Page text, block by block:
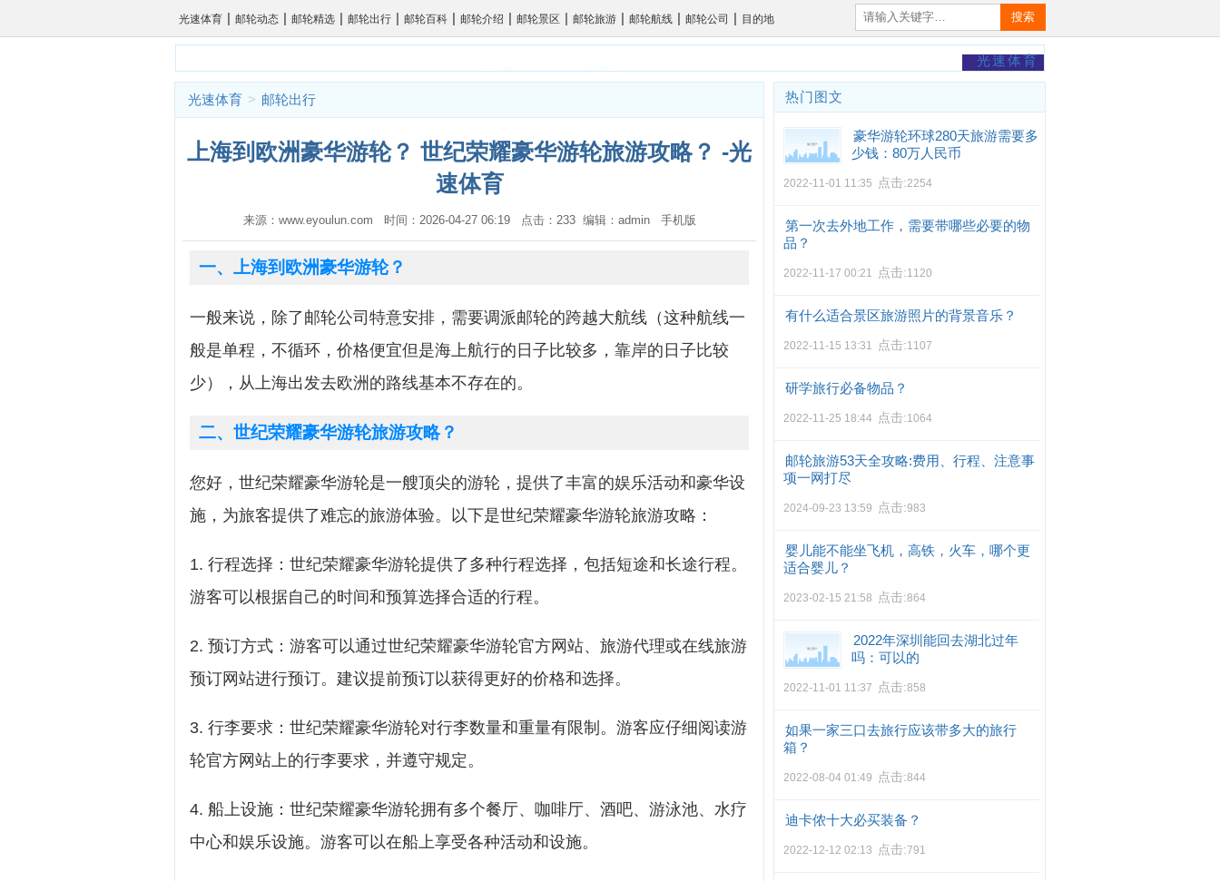
光速体育 | 邮轮动态 | 邮轮精选 | 邮轮出行 | 邮轮百科 | 邮轮介绍 | 邮轮景区 | 邮轮旅游 | 邮轮航线 | 邮轮公司 | 目的地 搜索
光速体育
光速体育 > 邮轮出行
上海到欧洲豪华游轮？ 世纪荣耀豪华游轮旅游攻略？ -光
速体育
来源：www.eyoulun.com 时间：2026-04-27 06:19 点击：233 编辑：admin 手机版
一、上海到欧洲豪华游轮？
一般来说，除了邮轮公司特意安排，需要调派邮轮的跨越大航线（这种航线一
般是单程，不循环，价格便宜但是海上航行的日子比较多，靠岸的日子比较
少），从上海出发去欧洲的路线基本不存在的。
二、世纪荣耀豪华游轮旅游攻略？
您好，世纪荣耀豪华游轮是一艘顶尖的游轮，提供了丰富的娱乐活动和豪华设
施，为旅客提供了难忘的旅游体验。以下是世纪荣耀豪华游轮旅游攻略：
1. 行程选择：世纪荣耀豪华游轮提供了多种行程选择，包括短途和长途行程。
游客可以根据自己的时间和预算选择合适的行程。
2. 预订方式：游客可以通过世纪荣耀豪华游轮官方网站、旅游代理或在线旅游
预订网站进行预订。建议提前预订以获得更好的价格和选择。
3. 行李要求：世纪荣耀豪华游轮对行李数量和重量有限制。游客应仔细阅读游
轮官方网站上的行李要求，并遵守规定。
4. 船上设施：世纪荣耀豪华游轮拥有多个餐厅、咖啡厅、酒吧、游泳池、水疗
中心和娱乐设施。游客可以在船上享受各种活动和设施。
热门图文
豪华游轮环球280天旅游需要多
少钱：80万人民币
2022-11-01 11:35 点击:2254
第一次去外地工作，需要带哪些必要的物
品？
2022-11-17 00:21 点击:1120
有什么适合景区旅游照片的背景音乐？
2022-11-15 13:31 点击:1107
研学旅行必备物品？
2022-11-25 18:44 点击:1064
邮轮旅游53天全攻略:费用、行程、注意事
项一网打尽
2024-09-23 13:59 点击:983
婴儿能不能坐飞机，高铁，火车，哪个更
适合婴儿？
2023-02-15 21:58 点击:864
2022年深圳能回去湖北过年
吗：可以的
2022-11-01 11:37 点击:858
如果一家三口去旅行应该带多大的旅行
箱？
2022-08-04 01:49 点击:844
迪卡侬十大必买装备？
2022-12-12 02:13 点击:791